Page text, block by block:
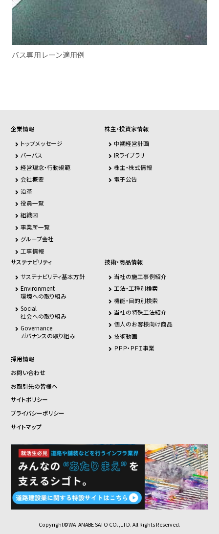
バス専用レーン適用例
企業情報
トップメッセージ
パーパス
経営理念・行動規範
会社概要
沿革
役員一覧
組織図
事業所一覧
グループ会社
工事情報
株主・投資家情報
中期経営計画
IRライブラリ
株主・株式情報
電子公告
サステナビリティ
サステナビリティ基本方針
Environment
環境への取り組み
Social
社会への取り組み
Governance
ガバナンスの取り組み
技術・商品情報
当社の施工事例紹介
工法・工種別検索
機能・目的別検索
当社の特殊工法紹介
個人のお客様向け商品
技術動画
ＰＰＰ・ＰＦＩ事業
採用情報
お問い合わせ
お取引先の皆様へ
サイトポリシー
プライバシーポリシー
サイトマップ
Copyright©WATANABE SATO CO.,LTD. All Rights Reserved.